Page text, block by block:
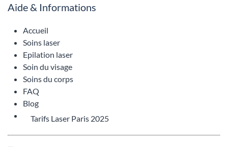
Aide & Informations
Accueil
Soins laser
Epilation laser
Soin du visage
Soins du corps
FAQ
Blog
Tarifs Laser Paris 2025